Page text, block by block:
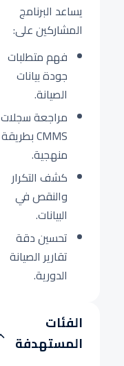
يساعد البرنامج
المشاركين على:
فهم متطلبات
جودة بيانات
الصيانة.
مراجعة سجلات
CMMS بطريقة
منهجية.
كشف التكرار
والنقص في
البيانات.
تحسين دقة
تقارير الصيانة
الدورية.
الفئات
المستهدفة